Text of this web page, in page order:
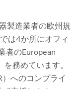
製造業者の欧州規
は4か所にオフィ
者のEuropean
務めています。
へのコンプライ